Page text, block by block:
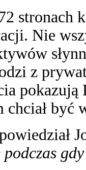
stronach
Nie
z
pokazują
chciał być
podczas